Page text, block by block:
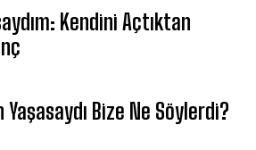
Kendini Açtıktan
Bize Ne Söylerdi?